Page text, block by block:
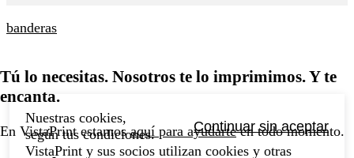
banderas
Tú lo necesitas. Nosotros te lo imprimimos. Y te
encanta.
En VistaPrint estamosaquí para ayudarteen todo momento.
Nuestras cookies,
según tus condiciones.
Continuar sin aceptar
VistaPrint y sus socios utilizan cookies y otras